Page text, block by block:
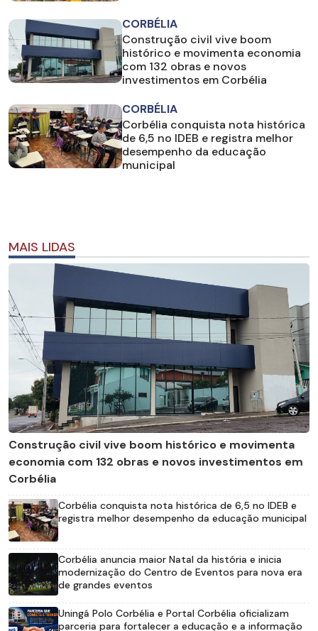
CORBÉLIA
Construção civil vive boom
histórico e movimenta economia
com 132 obras e novos
investimentos em Corbélia
CORBÉLIA
Corbélia conquista nota histórica
de 6,5 no IDEB e registra melhor
desempenho da educação
municipal
MAIS LIDAS
Construção civil vive boom histórico e movimenta
economia com 132 obras e novos investimentos em
Corbélia
Corbélia conquista nota histórica de 6,5 no IDEB e
registra melhor desempenho da educação municipal
Corbélia anuncia maior Natal da história e inicia
modernização do Centro de Eventos para nova era
de grandes eventos
Uningá Polo Corbélia e Portal Corbélia oficializam
parceria para fortalecer a educação e a informação